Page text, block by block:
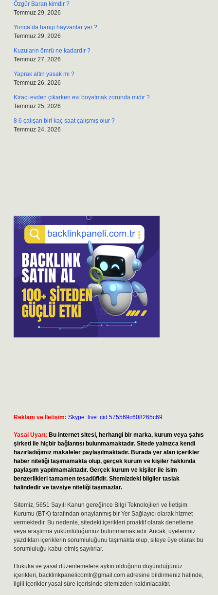
Özgür Baran kimdir ?
Temmuz 29, 2026
Yonca’da hangi hayvanlar yer ?
Temmuz 29, 2026
Kuzuların ömrü ne kadardır ?
Temmuz 27, 2026
Yaprak altın yasak mı ?
Temmuz 26, 2026
Kiracı evden çıkarken evi boyatmak zorunda mıdır ?
Temmuz 25, 2026
8 6 çalışan biri kaç saat çalışmış olur ?
Temmuz 24, 2026
Reklam ve İletişim: Skype: live:.cid.575569c608265c69
Yasal Uyarı: Bu internet sitesi, herhangi bir marka, kurum veya şahıs
şirketi ile hiçbir bağlantısı bulunmamaktadır. Sitede yalnızca kendi
hazırladığımız makaleler paylaşılmaktadır. Burada yer alan içerikler
haber niteliği taşımamakta olup, gerçek kurum ve kişiler hakkında
paylaşım yapılmamaktadır. Gerçek kurum ve kişiler ile isim
benzerlikleri tamamen tesadüfidir. Sitemizdeki bilgiler taslak
halindedir ve tavsiye niteliği taşımazlar.
Sitemiz, 5651 Sayılı Kanun gereğince Bilgi Teknolojileri ve İletişim
Kurumu (BTK) tarafından onaylanmış bir Yer Sağlayıcı olarak hizmet
vermektedir. Bu nedenle, sitedeki içerikleri proaktif olarak denetleme
veya araştırma yükümlülüğümüz bulunmamaktadır. Ancak, üyelerimiz
yazdıkları içeriklerin sorumluluğunu taşımakta olup, siteye üye olarak bu
sorumluluğu kabul etmiş sayılırlar.
Hukuka ve yasal düzenlemelere aykırı olduğunu düşündüğünüz
içerikleri, backlinkpanelicomtr@gmail.com adresine bildirmeniz halinde,
ilgili içerikler yasal süre içerisinde sitemizden kaldırılacaktır.